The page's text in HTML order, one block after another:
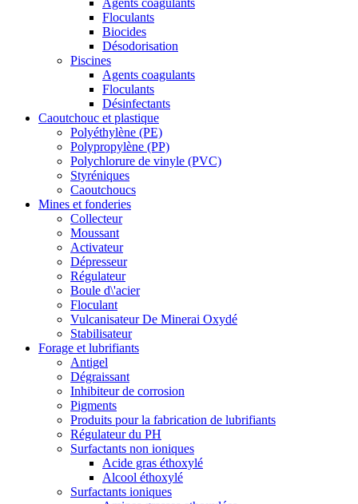
Agents coagulants
Floculants
Biocides
Désodorisation
Piscines
Agents coagulants
Floculants
Désinfectants
Caoutchouc et plastique
Polyéthylène (PE)
Polypropylène (PP)
Polychlorure de vinyle (PVC)
Styréniques
Caoutchoucs
Mines et fonderies
Collecteur
Moussant
Activateur
Dépresseur
Régulateur
Boule d\'acier
Floculant
Vulcanisateur De Minerai Oxydé
Stabilisateur
Forage et lubrifiants
Antigel
Dégraissant
Inhibiteur de corrosion
Pigments
Produits pour la fabrication de lubrifiants
Régulateur du PH
Surfactants non ioniques
Acide gras éthoxylé
Alcool éthoxylé
Surfactants ioniques